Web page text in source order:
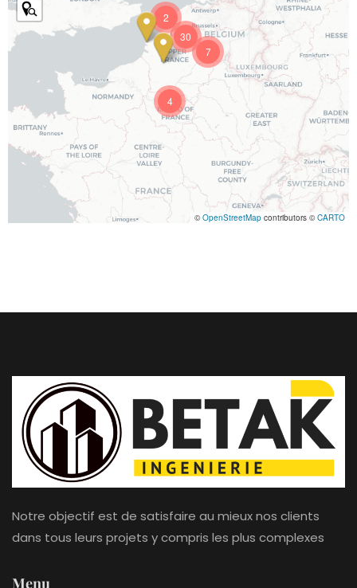
30
7
2
4
©OpenStreetMap contributors ©CARTO
Notre objectif est de satisfaire au mieux nos clients
dans tous leurs projets y compris les plus complexes
Menu